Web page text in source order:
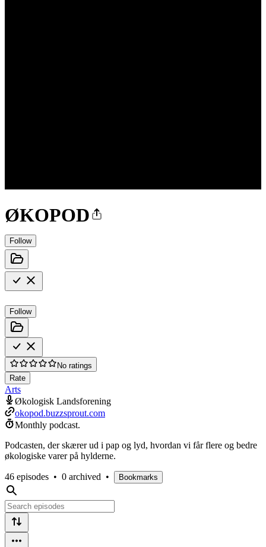
ØKOPOD
Follow
Follow
No ratings
Rate
Arts
Økologisk Landsforening
okopod.buzzsprout.com
Monthly podcast.
Podcasten, der skærer ud i pap og lyd, hvordan vi får flere og bedre
økologiske varer på hylderne.
46 episodes • 0 archived • Bookmarks